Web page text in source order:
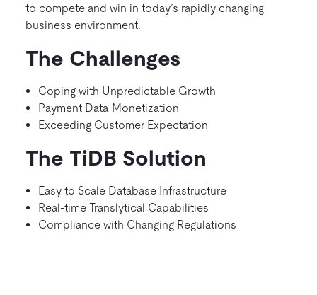
to compete and win in today’s rapidly changing
business environment.
The Challenges
Coping with Unpredictable Growth
Payment Data Monetization
Exceeding Customer Expectation
The TiDB Solution
Easy to Scale Database Infrastructure
Real-time Translytical Capabilities
Compliance with Changing Regulations